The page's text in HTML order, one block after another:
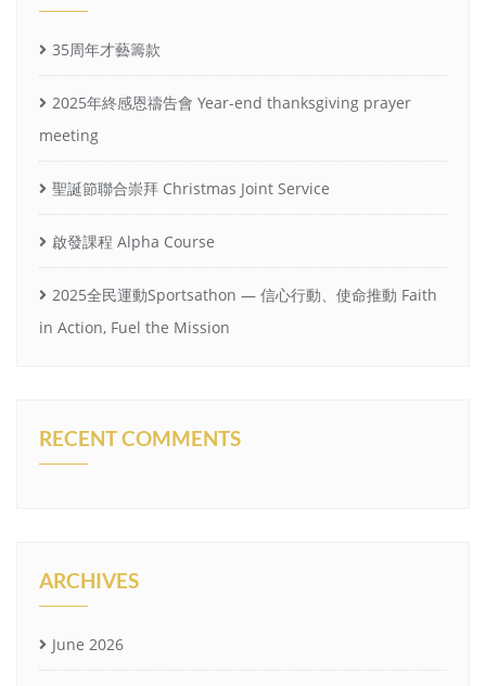
35周年才藝籌款
2025年終感恩禱告會 Year-end thanksgiving prayer
meeting
聖誕節聯合崇拜 Christmas Joint Service
啟發課程 Alpha Course
2025全民運動Sportsathon — 信心行動、使命推動 Faith
in Action, Fuel the Mission
RECENT COMMENTS
ARCHIVES
June 2026